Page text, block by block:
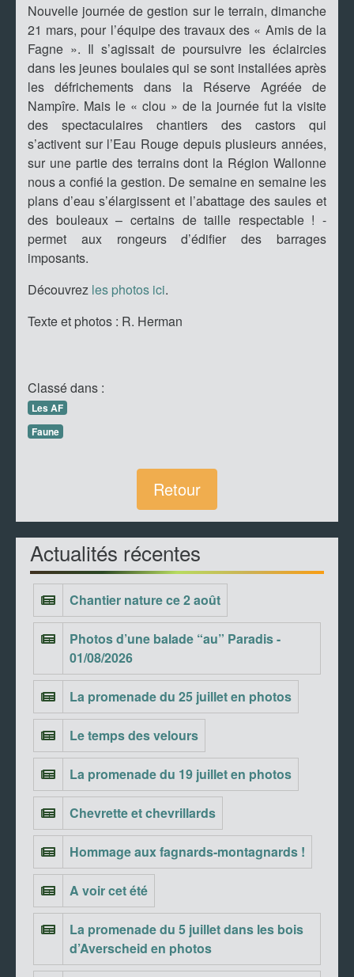
Nouvelle journée de gestion sur le terrain, dimanche
21 mars, pour l’équipe des travaux des « Amis de la
Fagne ». Il s’agissait de poursuivre les éclaircies
dans les jeunes boulaies qui se sont installées après
les défrichements dans la Réserve Agréée de
Nampîre. Mais le « clou » de la journée fut la visite
des spectaculaires chantiers des castors qui
s’activent sur l’Eau Rouge depuis plusieurs années,
sur une partie des terrains dont la Région Wallonne
nous a confié la gestion. De semaine en semaine les
plans d’eau s’élargissent et l’abattage des saules et
des bouleaux – certains de taille respectable ! -
permet aux rongeurs d’édifier des barrages
imposants.
Découvrez les photos ici.
Texte et photos : R. Herman
Classé dans :
Les AF
Faune
Retour
Actualités récentes
Chantier nature ce 2 août
Photos d’une balade “au” Paradis -
01/08/2026
La promenade du 25 juillet en photos
Le temps des velours
La promenade du 19 juillet en photos
Chevrette et chevrillards
Hommage aux fagnards-montagnards !
A voir cet été
La promenade du 5 juillet dans les bois
d’Averscheid en photos